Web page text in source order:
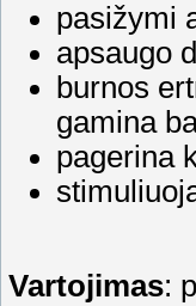
pasižymi
apsaugo
burnos
gamina
pagerina
Vartojimas: